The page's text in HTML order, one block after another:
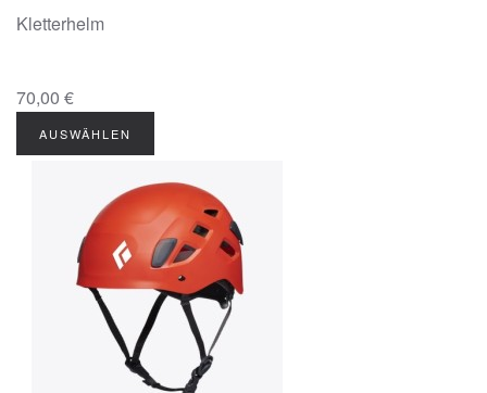
Kletterhelm
70,00 €
AUSWÄHLEN